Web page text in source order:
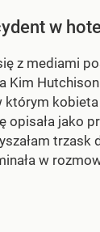
w
z mediami
Kim
którym
opisała jako
trzask
w